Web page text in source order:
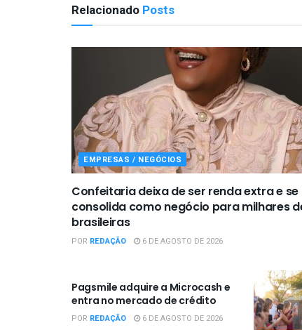
Relacionado Posts
EMPRESAS / NEGÓCIOS
Confeitaria deixa de ser renda extra e se
consolida como negócio para milhares
brasileiras
POR REDAÇÃO 6 DE AGOSTO DE 2026
Pagsmile adquire a Microcash e
entra no mercado de crédito
POR REDAÇÃO
6 DE AGOSTO DE 2026